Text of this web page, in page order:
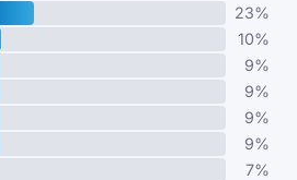
23%
10%
9%
9%
9%
9%
7%